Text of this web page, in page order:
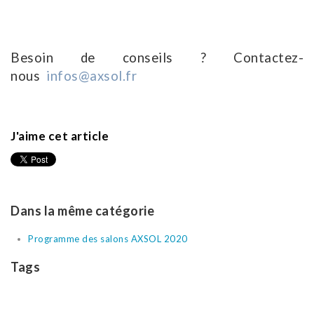
Besoin de conseils ? Contactez-
nous infos@axsol.fr
J'aime cet article
Dans la même catégorie
Programme des salons AXSOL 2020
Tags